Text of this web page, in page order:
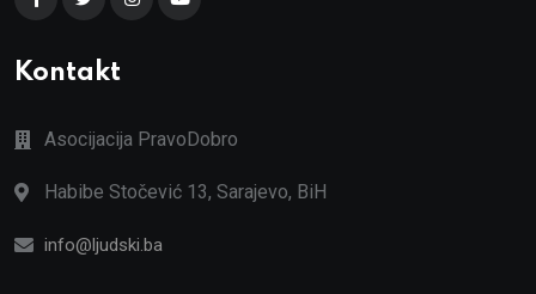
Kontakt
Asocijacija PravoDobro
Habibe Stočević 13, Sarajevo, BiH
info@ljudski.ba